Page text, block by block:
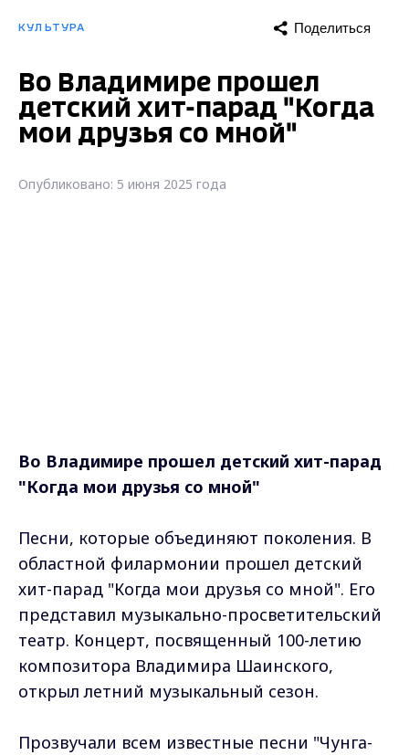
КУЛЬТУРА Поделиться
Во Владимире прошел
детский хит-парад "Когда
мои друзья со мной"
Опубликовано: 5 июня 2025 года
Во Владимире прошел детский хит-парад
"Когда мои друзья со мной"
Песни, которые объединяют поколения. В
областной филармонии прошел детский
хит-парад "Когда мои друзья со мной". Его
представил музыкально-просветительский
театр. Концерт, посвященный 100-летию
композитора Владимира Шаинского,
открыл летний музыкальный сезон.
Прозвучали всем известные песни "Чунга-